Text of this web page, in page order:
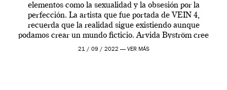
elementos como la sexualidad y la obsesión por la
perfección. La artista que fue portada de VEIN 4,
recuerda que la realidad sigue existiendo aunque
podamos crear un mundo ficticio. Arvida Byström cree
que los humanos tienen un complejo […]
21 / 09 / 2022 — VER MÁS